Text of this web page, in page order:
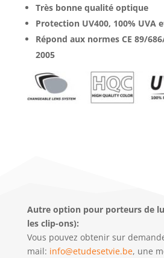
Très bonne qualité optique
Protection UV400, 100% UVA
Répond aux normes CE 89/
2005
Autre option pour porteurs de
les clip-ons):
Vous pouvez obtenir sur
mail: info@etudesetvie.be, une